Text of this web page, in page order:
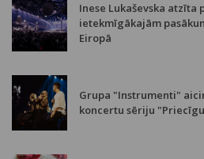
Inese Lukaševska atzīta
ietekmīgākajām
Eiropā
Grupa "Instrumenti"
koncertu sēriju